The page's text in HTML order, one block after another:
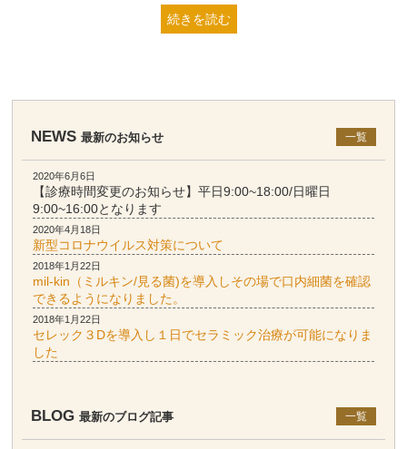
続きを読む
NEWS 最新のお知らせ 一覧
2020年6月6日
【診療時間変更のお知らせ】平日9:00~18:00/日曜日
9:00~16:00となります
2020年4月18日
新型コロナウイルス対策について
2018年1月22日
mil-kin（ミルキン/見る菌)を導入しその場で口内細菌を確認
できるようになりました。
2018年1月22日
セレック３Dを導入し１日でセラミック治療が可能になりま
した
BLOG 最新のブログ記事 一覧